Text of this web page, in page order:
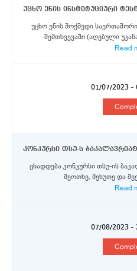
უცხო ენის მოქმედი
შემთხვევაში (აღებული
Read
01/07/2023 -
ცხადდება კონკურსი თსუ-ის
მეოთხე, მეხუთე და
Read
07/08/2023 -